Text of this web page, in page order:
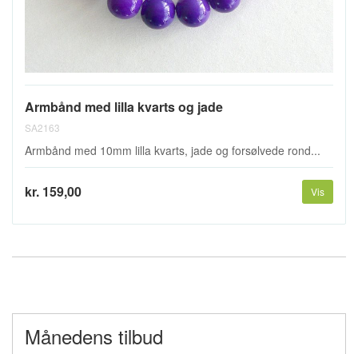
Armbånd med lilla kvarts og jade
SA2163
Armbånd med 10mm lilla kvarts, jade og forsølvede rond...
kr. 159,00 Vis
Månedens tilbud